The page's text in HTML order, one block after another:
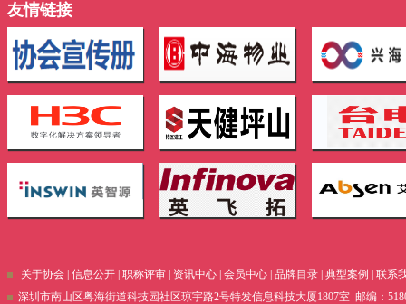
友情链接
关于协会 信息公开 职称评审 资讯中心 会员中心 品牌目录 典型案例
联系
深圳市南山区粤海街道科技园社区琼宇路2号特发信息科技大厦1807室 邮编：